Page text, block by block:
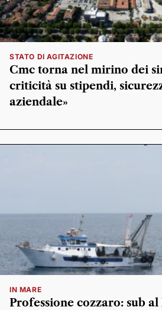
STATO DI AGITAZIONE
Cmc torna nel mirino dei
criticità su stipendi,
aziendale»
IN MARE
Professione cozzaro: sub